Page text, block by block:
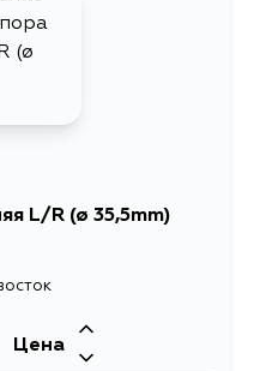
1604
1604
L/R (ø 35,5mm)
Цена